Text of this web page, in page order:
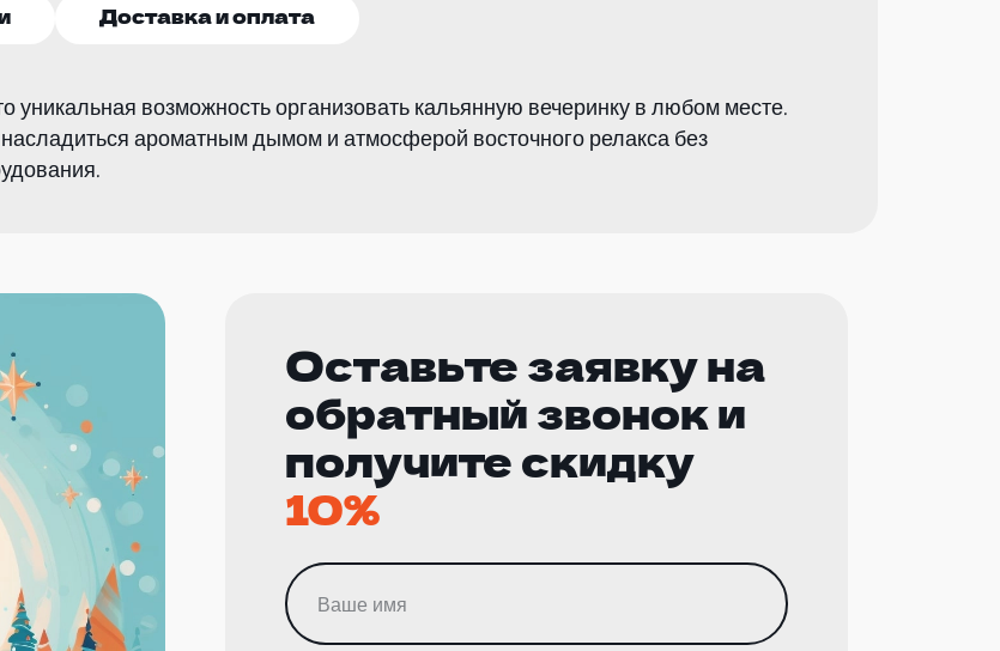
Доставка и оплата
уникальная возможность организовать кальянную вечеринку в любом месте.
ароматным дымом и атмосферой восточного релакса без
Оставьте заявку на
обратный звонок и
получите скидку
10%